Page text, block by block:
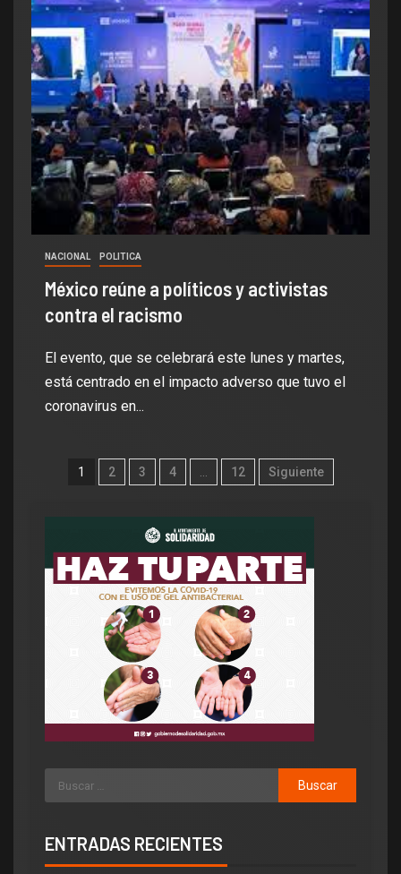
NACIONAL POLITICA
México reúne a políticos y activistas
contra el racismo
El evento, que se celebrará este lunes y martes,
está centrado en el impacto adverso que tuvo el
coronavirus en...
1 2 3 4 … 12 Siguiente
ENTRADAS RECIENTES